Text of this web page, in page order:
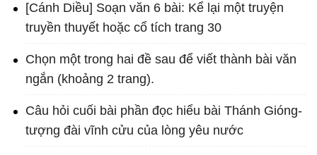
[Cánh Diều] Soạn văn 6 bài: Kể lại một truyện
truyền thuyết hoặc cổ tích trang 30
Chọn một trong hai đề sau để viết thành bài văn
ngắn (khoảng 2 trang).
Câu hỏi cuối bài phần đọc hiểu bài Thánh Gióng-
tượng đài vĩnh cửu của lòng yêu nước